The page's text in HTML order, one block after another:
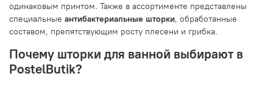
одинаковым принтом. Также в ассортименте представлены
специальные антибактериальные шторки, обработанные
составом, препятствующим росту плесени и грибка.
Почему шторки для ванной выбирают в
PostelButik?